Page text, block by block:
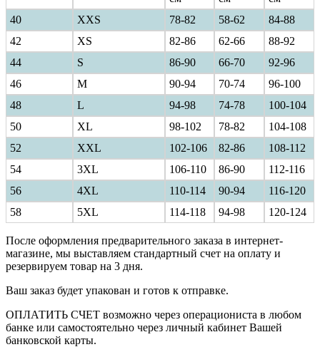
40
ХXS 78-82 58-62
84-88
42
XS 82-86 62-66
88-92
44
S 86-90 66-70
92-96
46
M 90-94 70-74
96-100
48
L 94-98 74-78
100-104
50
XL 98-102 78-82
104-108
52
XXL 102-106 82-86
108-112
54
3XL 106-110 86-90
112-116
56
4XL 110-114 90-94
116-120
58
5XL 114-118 94-98 120-124
После оформления предварительного заказа в интернет-
магазине, мы выставляем стандартный счет на оплату и
резервируем товар на 3 дня.
Ваш заказ будет упакован и готов к отправке.
ОПЛАТИТЬ СЧЕТ возможно через операциониста в любом
банке или самостоятельно через личный кабинет Вашей
банковской карты.